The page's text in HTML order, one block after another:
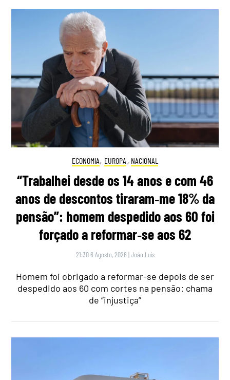
ECONOMIA, EUROPA , NACIONAL
“Trabalhei desde os 14 anos e com 46
anos de descontos tiraram‑me 18% da
pensão”: homem despedido aos 60 foi
forçado a reformar‑se aos 62
21:30 6 Agosto, 2026 |João Luís
Homem foi obrigado a reformar-se depois de ser
despedido aos 60 com cortes na pensão: chama
de “injustiça”